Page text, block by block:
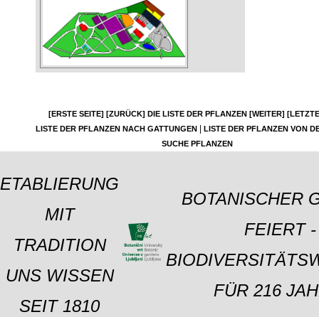
[ERSTE SEITE] [ZURÜCK] DIE LISTE DER PFLANZEN [WEITER]
LISTE DER PFLANZEN NACH GATTUNGEN
LISTE DER PFLANZEN VON
SUCHE PFLANZEN
ETABLIERUNG
MIT
TRADITION
UNS WISSEN
SEIT 1810
BOTANISCHER
FEIERT -
FÜR 216